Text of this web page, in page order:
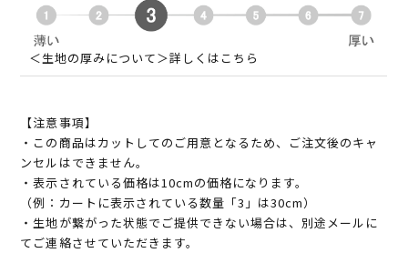
＜生地の厚みについて＞詳しくはこちら
【注意事項】
・この商品はカットしてのご用意となるため、ご注文後のキャ
ンセルはできません。
・表示されている価格は10cmの価格になります。
（例：カートに表示されている数量「3」は30cm）
・生地が繋がった状態でご提供できない場合は、別途メールに
てご連絡させていただきます。